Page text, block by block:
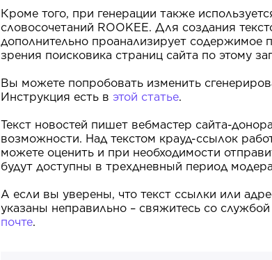
Кроме того, при генерации также
словосочетаний ROOKEE. Для создания
дополнительно проанализирует содержимое
зрения поисковика страниц сайта по этому
Вы можете попробовать изменить
Инструкция есть в этой статье.
Текст новостей пишет вебмастер сайта-
возможности. Над текстом крауд-ссылок
можете оценить и при необходимости
будут доступны в трехдневный период
А если вы уверены, что текст ссылки или
указаны неправильно – свяжитесь со
почте.